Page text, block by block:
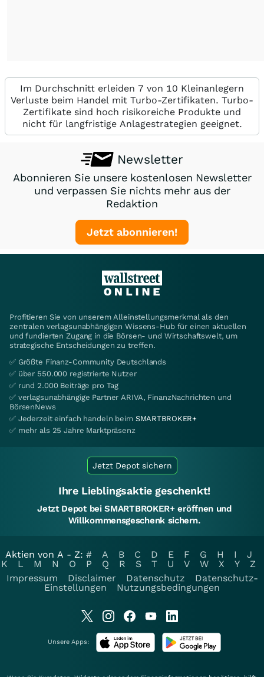
Im Durchschnitt erleiden 7 von 10 Kleinanlegern
Verluste beim Handel mit Turbo-Zertifikaten. Turbo-
Zertifikate sind hoch risikoreiche Produkte und
nicht für langfristige Anlagestrategien geeignet.
Newsletter
Abonnieren Sie unsere kostenlosen Newsletter
und verpassen Sie nichts mehr aus der
Redaktion
Jetzt abonnieren!
Profitieren Sie von unserem Alleinstellungsmerkmal als den
zentralen verlagsunabhängigen Wissens-Hub für einen aktuellen
und fundierten Zugang in die Börsen- und Wirtschaftswelt, um
strategische Entscheidungen zu treffen.
✅ Größte Finanz-Community Deutschlands
✅ über 550.000 registrierte Nutzer
✅ rund 2.000 Beiträge pro Tag
✅ verlagsunabhängige Partner ARIVA, FinanzNachrichten und
BörsenNews
✅ Jederzeit einfach handeln beim SMARTBROKER+
✅ mehr als 25 Jahre Marktpräsenz
Jetzt Depot sichern
Ihre Lieblingsaktie geschenkt!
Jetzt Depot bei SMARTBROKER+ eröffnen und
Willkommensgeschenk sichern.
Aktien von A - Z: # A B C D E F G H I
J
K
L M N O P Q R S T U V W X Y
Z
Impressum
Disclaimer Datenschutz
Datenschutz-
Einstellungen
Nutzungsbedingungen
Unsere Apps: